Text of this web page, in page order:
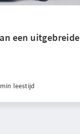
een uitgebreide
leestijd